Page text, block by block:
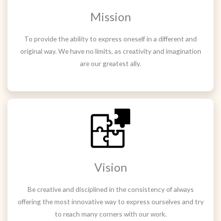
Mission
To provide the ability to express oneself in a different and
original way. We have no limits, as creativity and imagination
are our greatest ally.
Vision
Be creative and disciplined in the consistency of always
offering the most innovative way to express ourselves and try
to reach many corners with our work.